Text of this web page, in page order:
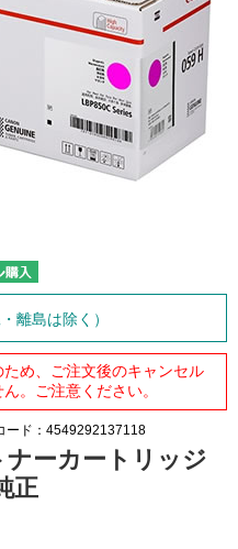
離島は除く）
め、ご注文後のキャンセル
。ご注意ください。
ード：4549292137118
ナーカートリッジ
正